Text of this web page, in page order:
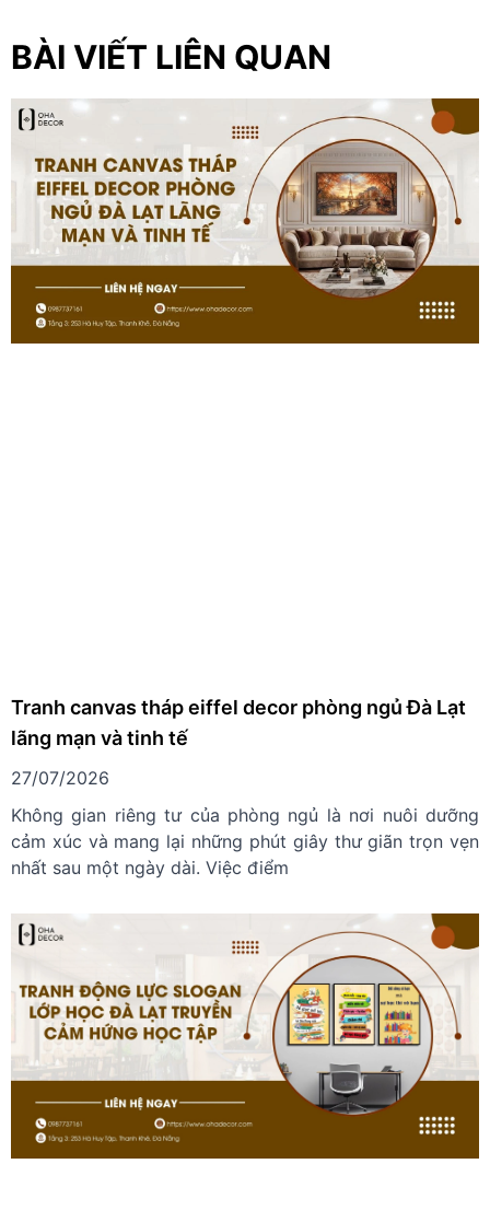
BÀI VIẾT LIÊN QUAN
Tranh canvas tháp eiffel decor phòng ngủ Đà Lạt
lãng mạn và tinh tế
27/07/2026
Không gian riêng tư của phòng ngủ là nơi nuôi dưỡng
cảm xúc và mang lại những phút giây thư giãn trọn vẹn
nhất sau một ngày dài. Việc điểm